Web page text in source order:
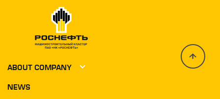
ABOUT COMPANY
Photo and video
NEWS